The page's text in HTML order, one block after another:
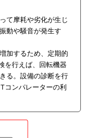
て摩耗や劣化が生じ
動や騒音が発生す
加するため、定期的
を行えば、回転機器
る。設備の診断を行
コンパレーターの利